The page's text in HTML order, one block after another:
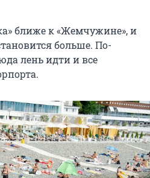
ближе к «Жемчужине», и
больше. По-
лень идти и все